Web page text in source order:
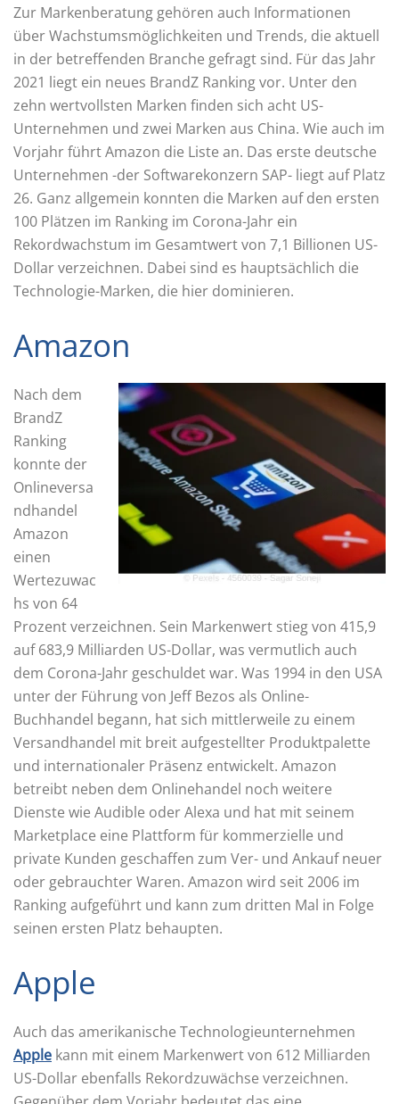
Zur Markenberatung gehören auch Informationen
über Wachstumsmöglichkeiten und Trends, die aktuell
in der betreffenden Branche gefragt sind. Für das Jahr
2021 liegt ein neues BrandZ Ranking vor. Unter den
zehn wertvollsten Marken finden sich acht US-
Unternehmen und zwei Marken aus China. Wie auch im
Vorjahr führt Amazon die Liste an. Das erste deutsche
Unternehmen -der Softwarekonzern SAP- liegt auf Platz
26. Ganz allgemein konnten die Marken auf den ersten
100 Plätzen im Ranking im Corona-Jahr ein
Rekordwachstum im Gesamtwert von 7,1 Billionen US-
Dollar verzeichnen. Dabei sind es hauptsächlich die
Technologie-Marken, die hier dominieren.
Amazon
Nach dem
BrandZ
Ranking
konnte der
Onlineversa
ndhandel
Amazon
einen
Wertezuwac
hs von 64
Prozent verzeichnen. Sein Markenwert stieg von 415,9
auf 683,9 Milliarden US-Dollar, was vermutlich auch
dem Corona-Jahr geschuldet war. Was 1994 in den USA
unter der Führung von Jeff Bezos als Online-
Buchhandel begann, hat sich mittlerweile zu einem
Versandhandel mit breit aufgestellter Produktpalette
und internationaler Präsenz entwickelt. Amazon
betreibt neben dem Onlinehandel noch weitere
Dienste wie Audible oder Alexa und hat mit seinem
Marketplace eine Plattform für kommerzielle und
private Kunden geschaffen zum Ver- und Ankauf neuer
oder gebrauchter Waren. Amazon wird seit 2006 im
Ranking aufgeführt und kann zum dritten Mal in Folge
seinen ersten Platz behaupten.
Apple
Auch das amerikanische Technologieunternehmen
Apple kann mit einem Markenwert von 612 Milliarden
US-Dollar ebenfalls Rekordzuwächse verzeichnen.